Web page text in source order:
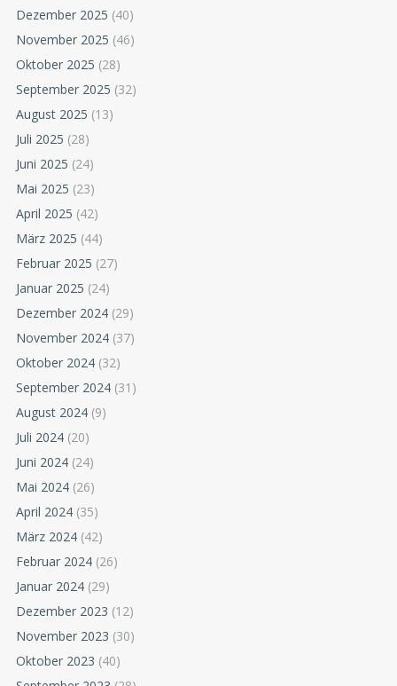
Dezember 2025 (40)
November 2025 (46)
Oktober 2025 (28)
September 2025 (32)
August 2025 (13)
Juli 2025 (28)
Juni 2025 (24)
Mai 2025 (23)
April 2025 (42)
März 2025 (44)
Februar 2025 (27)
Januar 2025 (24)
Dezember 2024 (29)
November 2024 (37)
Oktober 2024 (32)
September 2024 (31)
August 2024 (9)
Juli 2024 (20)
Juni 2024 (24)
Mai 2024 (26)
April 2024 (35)
März 2024 (42)
Februar 2024 (26)
Januar 2024 (29)
Dezember 2023 (12)
November 2023 (30)
Oktober 2023 (40)